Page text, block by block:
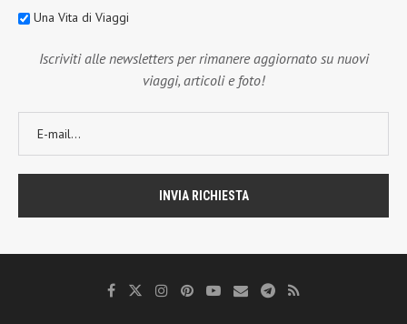
Una Vita di Viaggi
Iscriviti alle newsletters per rimanere aggiornato su nuovi
viaggi, articoli e foto!